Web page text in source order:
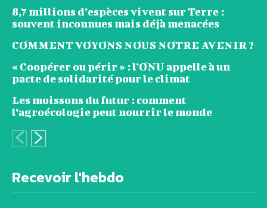
8,7 millions d’espèces vivent sur Terre :
souvent inconnues mais déjà menacées
COMMENT VOYONS NOUS NOTRE AVENIR ?
« Coopérer ou périr » : l’ONU appelle à un
pacte de solidarité pour le climat
Les moissons du futur : comment
l’agroécologie peut nourrir le monde
Recevoir l'hebdo